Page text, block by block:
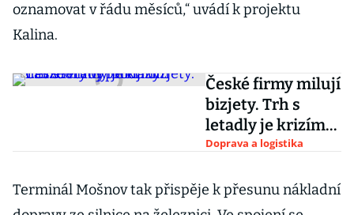
oznamovat v řádu měsíců,“ uvádí k projektu
Kalina.
České firmy milují
bizjety. Trh s
letadly je krizím
navzdory
Doprava a logistika
Terminál Mošnov tak přispěje k přesunu nákladní